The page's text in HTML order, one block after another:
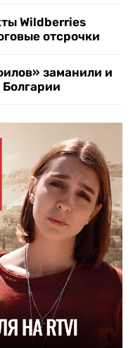
Wildberries
отсрочки
заманили и